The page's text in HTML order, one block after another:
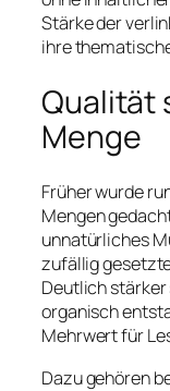
Stärke der
ihre
Qualität
Menge
Früher wurde
Mengen
unnatürliches
zufällig
Deutlich stärker
organisch
Mehrwert für
Dazu gehören